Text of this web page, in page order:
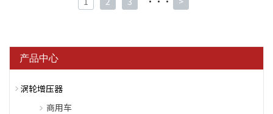
产品中心
涡轮增压器
商用车